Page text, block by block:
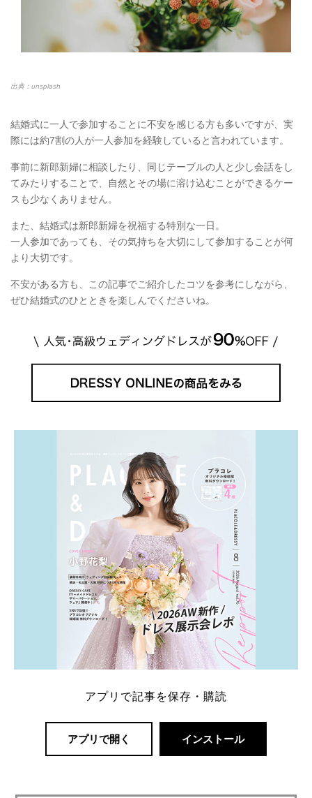
出典：unsplash
結婚式に一人で参加することに不安を感じる方も多いですが、実
際には約7割の人が一人参加を経験していると言われています。
事前に新郎新婦に相談したり、同じテーブルの人と少し会話をし
てみたりすることで、自然とその場に溶け込むことができるケー
スも少なくありません。
また、結婚式は新郎新婦を祝福する特別な一日。
一人参加であっても、その気持ちを大切にして参加することが何
より大切です。
不安がある方も、この記事でご紹介したコツを参考にしながら、
ぜひ結婚式のひとときを楽しんでくださいね。
アプリで記事を保存・購読
アプリで開く インストール